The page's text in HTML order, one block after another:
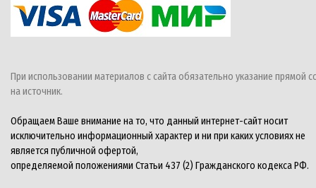
При использовании материалов с сайта обязательно указание прямой
на источник.
Обращаем Ваше внимание на то, что данный интернет-сайт носит
исключительно информационный характер и ни при каких условиях не
является публичной офертой,
определяемой положениями Статьи 437 (2) Гражданского кодекса РФ.